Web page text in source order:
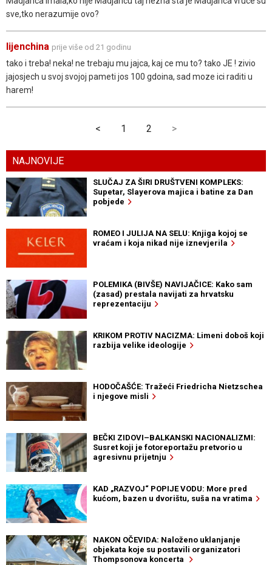
sve,tko nerazumije ovo?
lijenchina prije više od 21 godinu
tako i treba! neka! ne trebaju mu jajca, kaj ce mu to? tako JE ! zivio
jajosjech u svoj svojoj pameti jos 100 gdoina, sad moze ici raditi u
harem!
< 1 2 >
NAJNOVIJE
SLUČAJ ZA ŠIRI DRUŠTVENI KOMPLEKS:
Supetar, Slayerova majica i batine za Dan
pobjede
ROMEO I JULIJA NA SELU: Knjiga kojoj se
vraćam i koja nikad nije iznevjerila
POLEMIKA (BIVŠE) NAVIJAČICE: Kako sam
(zasad) prestala navijati za hrvatsku
reprezentaciju
KRIKOM PROTIV NACIZMA: Limeni doboš koji
razbija velike ideologije
HODOČAŠĆE: Tražeći Friedricha Nietzschea
i njegove misli
BEČKI ZIDOVI–BALKANSKI NACIONALIZMI:
Susret koji je fotoreportažu pretvorio u
agresivnu prijetnju
KAD „RAZVOJ“ POPIJE VODU: More pred
kućom, bazen u dvorištu, suša na vratima
NAKON OČEVIDA: Naloženo uklanjanje
objekata koje su postavili organizatori
Thompsonova koncerta